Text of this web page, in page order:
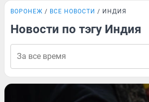
ВОРОНЕЖ ВСЕ НОВОСТИ ИНДИЯ
Новости по тэгу Индия